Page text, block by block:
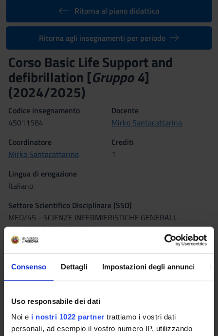
Consenso Dettagli Impostazioni degli annunci
Uso responsabile dei dati
Noi e i nostri 1022 partner trattiamo i vostri dati
personali, ad esempio il vostro numero IP, utilizzando
Ritorna al piano didattico
Ritorna agli insegnamenti per periodo
Corso Basic Life Support and
defibrillation [Gruppo 4]
(2024/2025)
Codice insegnamento
4S011584
Docente
Mirko Santacattarina
Coordinatore
Mirko Santacattarina
Crediti
1
Lingua di erogazione
Italiano
Settore Scientifico Disciplinare (SSD)
MED/45 - SCIENZE INFERMIERISTICHE GENERALI,
CLINICHE E PEDIATRICHE
Periodo
dal 1 ott 2024 al 30 set 2025.
Non Autorizzato
Orario Lezioni Seminari 0